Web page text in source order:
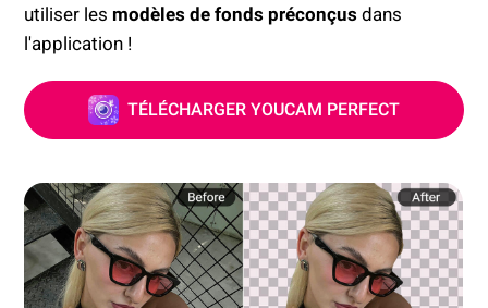
utiliser les modèles de fonds préconçusdans
l'application !
TÉLÉCHARGER YOUCAM PERFECT